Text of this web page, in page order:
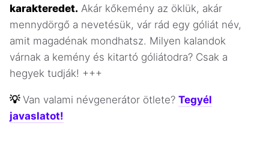
karakteredet. Akár kőkemény az öklük, akár
mennydörgő a nevetésük, vár rád egy góliát név,
amit magadénak mondhatsz. Milyen kalandok
várnak a kemény és kitartó góliátodra? Csak a
hegyek tudják! +++
💡 Van valami névgenerátor ötlete? Tegyél
javaslatot!